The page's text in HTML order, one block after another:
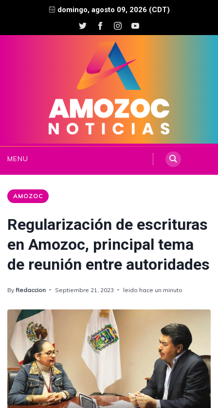
domingo, agosto 09, 2026 (CDT)
MENU
AMOZOC
Regularización de escrituras
en Amozoc, principal tema
de reunión entre autoridades
By Redaccion Septiembre 21, 2023 leido hace un minuto